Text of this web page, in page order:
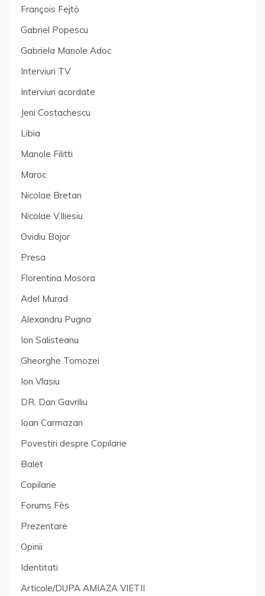
François Fejtö
Gabriel Popescu
Gabriela Manole Adoc
Interviuri TV
Interviuri acordate
Jeni Costachescu
Libia
Manole Filitti
Maroc
Nicolae Bretan
Nicolae V.Iliesiu
Ovidiu Bojor
Presa
Florentina Mosora
Adel Murad
Alexandru Pugna
Ion Salisteanu
Gheorghe Tomozei
Ion Vlasiu
DR. Dan Gavriliu
Ioan Carmazan
Povestiri despre Copilarie
Balet
Copilarie
Forums Fès
Prezentare
Opinii
Identitati
Articole/DUPA AMIAZA VIETII